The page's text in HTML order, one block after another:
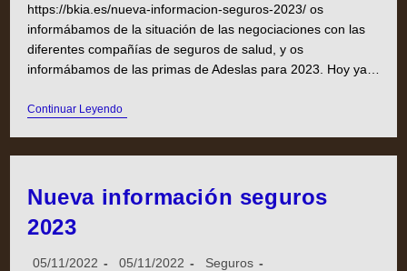
https://bkia.es/nueva-informacion-seguros-2023/ os
informábamos de la situación de las negociaciones con las
diferentes compañías de seguros de salud, y os
informábamos de las primas de Adeslas para 2023. Hoy ya…
Continuar Leyendo
Nueva información seguros
2023
05/11/2022 05/11/2022
Seguros